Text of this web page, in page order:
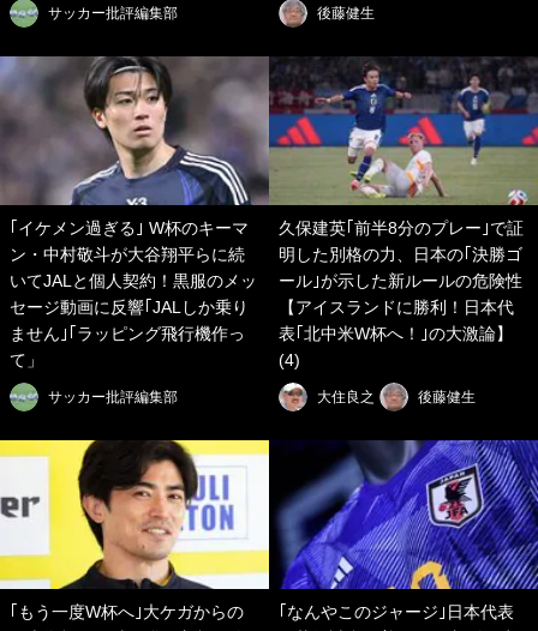
サッカー批評編集部 後藤健生
｢イケメン過ぎる｣ W杯のキーマ
ン・中村敬斗が大谷翔平らに続
いてJALと個人契約！黒服のメッ
セージ動画に反響｢JALしか乗り
ません｣｢ラッピング飛行機作っ
て」
サッカー批評編集部
久保建英｢前半8分のプレー｣で証
明した別格の力、日本の｢決勝ゴ
ール｣が示した新ルールの危険性
【アイスランドに勝利！日本代
表｢北中米W杯へ！｣の大激論】
(4)
大住良之 後藤健生
｢もう一度W杯へ｣大ケガからの
｢なんやこのジャージ｣日本代表